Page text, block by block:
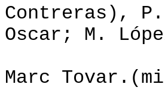
Contreras),
Oscar; M.
Jota,
Marc